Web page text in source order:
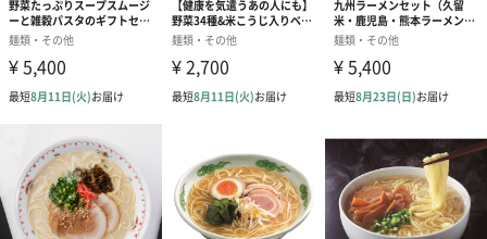
アレルゲン情
小麦・乳成分
原材料
【函館らーめん半生麺(ちぢれ麺)】小麦粉（国内製
造）、食塩、小麦たん白／酒精、かんすい、増粘剤
（加工でん粉）、酵素、着色料（クチナシ）、（一部
【札幌らーめん半生麺(中太麺)】小麦粉（国内製
造）、食塩／酒精、かんすい、着色料（クチナシ）、
（一部に小麦を含む）